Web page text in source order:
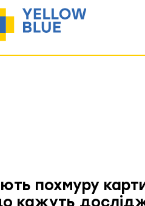
похмуру
кажуть